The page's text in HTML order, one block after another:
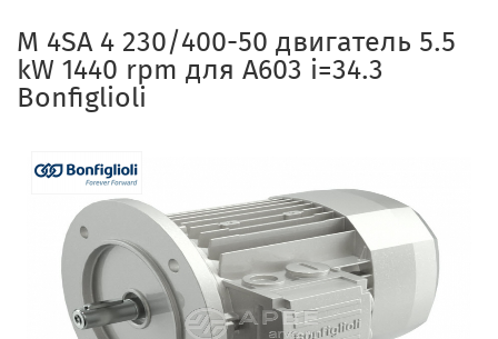
M 4SA 4 230/400-50 двигатель 5.5
kW 1440 rpm для A603 i=34.3
Bonfiglioli